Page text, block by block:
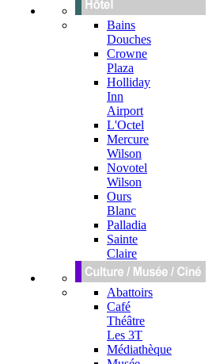
Bains
Douches
Crowne
Plaza
Holliday
Inn
Airport
L'Octel
Mercure
Wilson
Novotel
Wilson
Ours
Blanc
Palladia
Sainte
Claire
Abattoirs
Café
Théâtre
Les 3T
Médiathèque